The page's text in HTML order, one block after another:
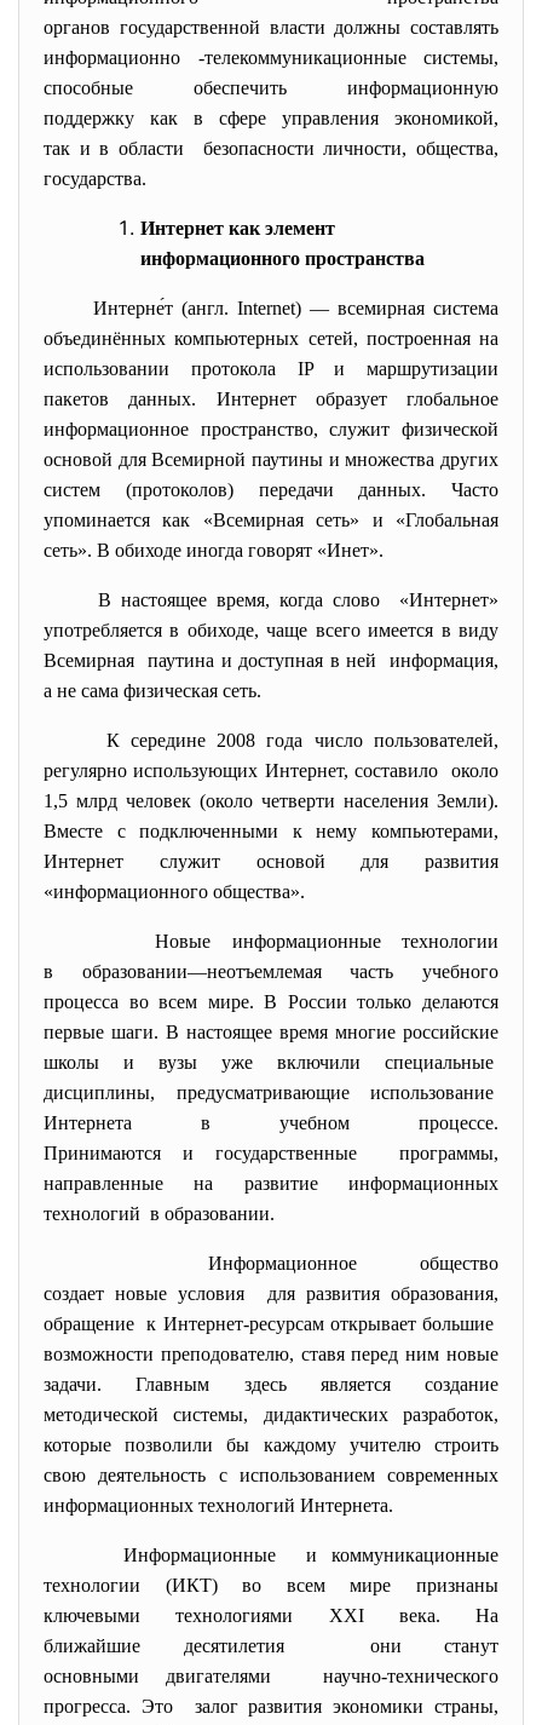
органов государственной власти должны составлять
информационно -телекоммуникационные системы,
способные обеспечить информационную
поддержку как в сфере управления экономикой,
так и в области безопасности личности, общества,
государства.
Интернет как элемент
информационного пространства
Интерне́т (англ. Internet) — всемирная система
объединённых компьютерных сетей, построенная на
использовании протокола IP и маршрутизации
пакетов данных. Интернет образует глобальное
информационное пространство, служит физической
основой для Всемирной паутины и множества других
систем (протоколов) передачи данных. Часто
упоминается как «Всемирная сеть» и «Глобальная
сеть». В обиходе иногда говорят «Инет».
В настоящее время, когда слово «Интернет»
употребляется в обиходе, чаще всего имеется в виду
Всемирная паутина и доступная в ней информация,
а не сама физическая сеть.
К середине 2008 года число пользователей,
регулярно использующих Интернет, составило около
1,5 млрд человек (около четверти населения Земли).
Вместе с подключенными к нему компьютерами,
Интернет служит основой для развития
«информационного общества».
Новые информационные технологии
в образовании—неотъемлемая часть учебного
процесса во всем мире. В России только делаются
первые шаги. В настоящее время многие российские
школы и вузы уже включили специальные
дисциплины, предусматривающие использование
Интернета в учебном процессе.
Принимаются и государственные программы,
направленные на развитие информационных
технологий в образовании.
Информационное общество
создает новые условия для развития образования,
обращение к Интернет-ресурсам открывает большие
возможности преподователю, ставя перед ним новые
задачи. Главным здесь является создание
методической системы, дидактических разработок,
которые позволили бы каждому учителю строить
свою деятельность с использованием современных
информационных технологий Интернета.
Информационные и коммуникационные
технологии (ИКТ) во всем мире признаны
ключевыми технологиями XXI века. На
ближайшие десятилетия они станут
основными двигателями научно-технического
прогресса. Это залог развития экономики страны,